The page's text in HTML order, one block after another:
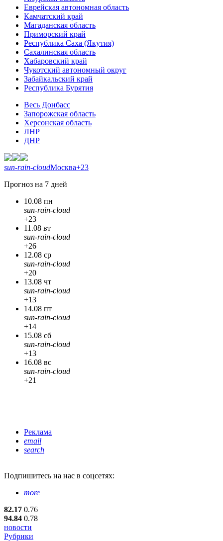
Еврейская автономная область
Камчатский край
Магаданская область
Приморский край
Республика Саха (Якутия)
Сахалинская область
Хабаровский край
Чукотский автономный округ
Забайкальский край
Республика Бурятия
Весь Донбасс
Запорожская область
Херсонская область
ЛНР
ДНР
sun-rain-cloudМосква+23
Прогноз на 7 дней
10.08 пн
sun-rain-cloud
+23
11.08 вт
sun-rain-cloud
+26
12.08 ср
sun-rain-cloud
+20
13.08 чт
sun-rain-cloud
+13
14.08 пт
sun-rain-cloud
+14
15.08 сб
sun-rain-cloud
+13
16.08 вс
sun-rain-cloud
+21
Реклама
email
search
Подпишитесь на нас в соцсетях:
more
82.17 0.76
94.84 0.78
новости
Рубрики